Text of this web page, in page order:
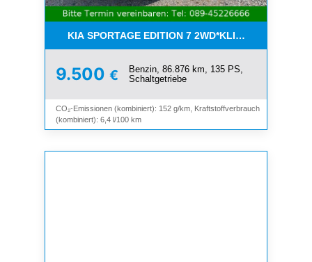
KIA SPORTAGE EDITION 7
9.500 €
Benzin, 86.876 km, 135 PS,
Schaltgetriebe
CO₂-Emissionen (kombiniert): 152 g/km, Kraftstoffverbrauch
(kombiniert): 6,4 l/100 km